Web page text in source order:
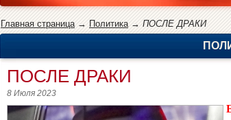
Главная страница→Политика→ПОСЛЕ ДРАКИ
ПОСЛЕ ДРАКИ
8 Июля 2023